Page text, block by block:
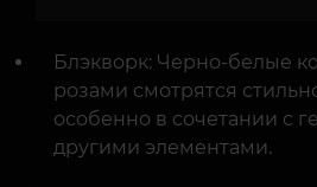
Блэкворк: Черно-белые
розами смотрятся
особенно в сочетании с
другими элементами.